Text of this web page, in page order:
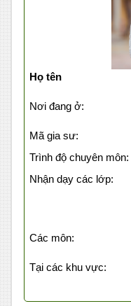
Họ tên
Nơi đang ở:
Mã gia sư:
Trình độ chuyên môn:
Nhận dạy các lớp:
Các môn:
Tại các khu vực: